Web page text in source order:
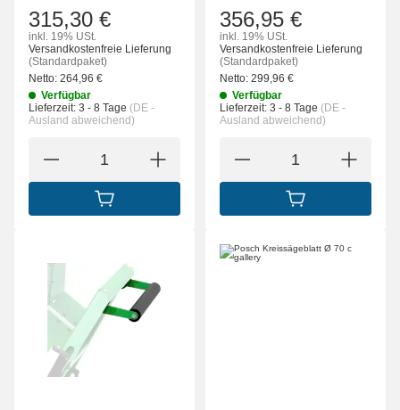
315,30 €
inkl. 19% USt.
Versandkostenfreie Lieferung
(Standardpaket)
Netto: 264,96 €
Verfügbar
Lieferzeit: 3 - 8 Tage (DE -
Ausland abweichend)
IN DEN WARENKORB
356,95 €
inkl. 19% USt.
Versandkostenfreie Lieferung
(Standardpaket)
Netto: 299,96 €
Verfügbar
Lieferzeit: 3 - 8 Tage (DE -
Ausland abweichend)
IN DEN